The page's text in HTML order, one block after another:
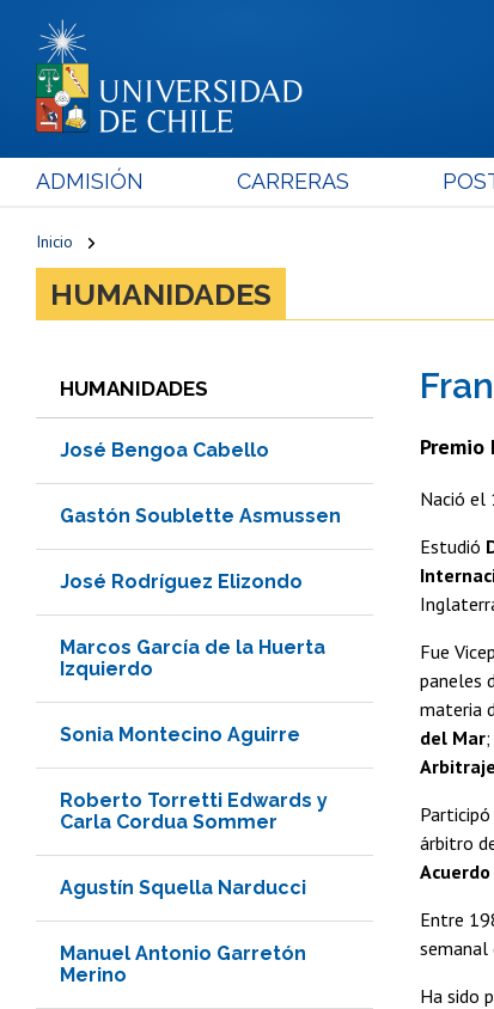
ADMISIÓN CARRERAS
Inicio
HUMANIDADES
HUMANIDADES
José Bengoa Cabello
Gastón Soublette Asmussen
José Rodríguez Elizondo
Marcos García de la Huerta
Izquierdo
Sonia Montecino Aguirre
Roberto Torretti Edwards y
Carla Cordua Sommer
Agustín Squella Narducci
Manuel Antonio Garretón
Merino
Premio
Nació el
Estudió
Fue
paneles
materia
del Mar
árbitro
Entre
semanal
Ha sido